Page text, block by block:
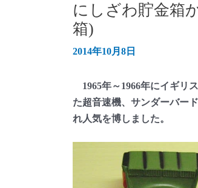
にしざわ貯金箱
箱)
2014年10月8日
1965年～1966年にイギリ
た超音速機、サンダーバー
れ人気を博しました。